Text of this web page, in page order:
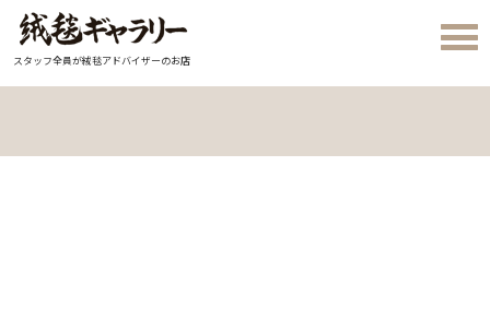
スタッフ全員が絨毯アドバイザーのお店